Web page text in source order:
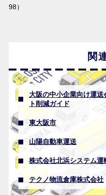
98）
関
大阪の中小企業向け運
ト削減ガイド
東大阪市
山陽自動車運送
株式会社北浜システム運
テクノ物流倉庫株式会社